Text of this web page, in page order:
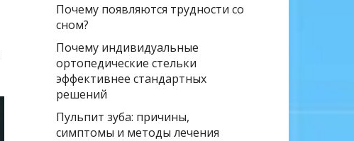
Почему появляются трудности со
сном?
Почему индивидуальные
ортопедические стельки
эффективнее стандартных
решений
Пульпит зуба: причины,
симптомы и методы лечения